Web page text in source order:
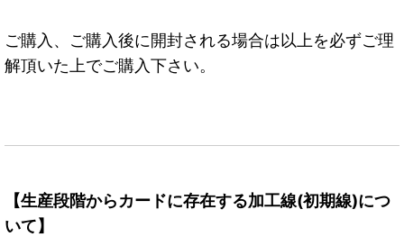
ご購入、ご購入後に開封される場合は以上を必ずご理
解頂いた上でご購入下さい。
【生産段階からカードに存在する加工線(初期線)につ
いて】